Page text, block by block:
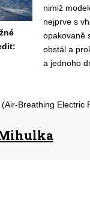
nimiž
nejprve s
opakovaně
obstál a
a jednoho
Breathing Electric